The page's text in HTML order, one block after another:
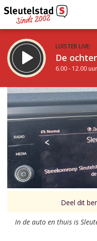
LUISTER LIVE:
De
6.00 - 12.00 uur
STRAKS:
De middag van
12.00 - 17.00 uur
Vorig uur
Deel dit
In de auto en thuis is